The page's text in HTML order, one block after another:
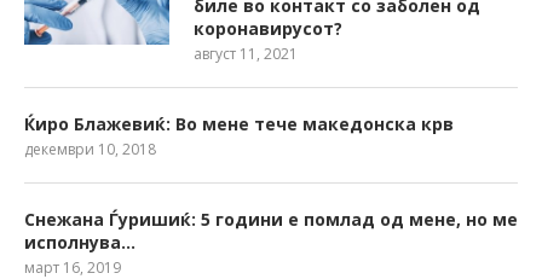
биле во контакт со заболен од
коронавирусот?
август 11, 2021
Ќиро Блажевиќ: Во мене тече македонска крв
декември 10, 2018
Снежана Ѓуришиќ: 5 години е помлад од мене, но ме
исполнува…
март 16, 2019